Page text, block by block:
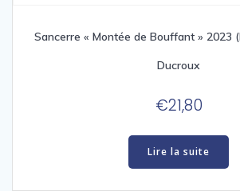
Sancerre « Montée de Bouffant » 2023
Ducroux
€21,80
Lire la suite